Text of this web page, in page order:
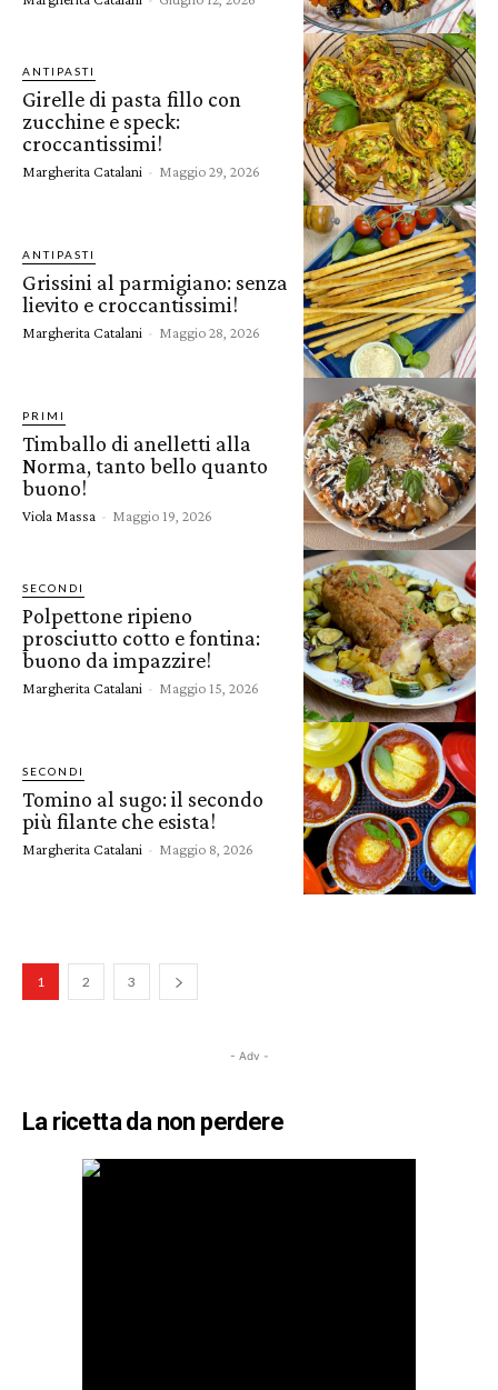
ANTIPASTI
Girelle di pasta fillo con
zucchine e speck:
croccantissimi!
Margherita Catalani - Maggio 29, 2026
ANTIPASTI
Grissini al parmigiano: senza
lievito e croccantissimi!
Margherita Catalani - Maggio 28, 2026
PRIMI
Timballo di anelletti alla
Norma, tanto bello quanto
buono!
Viola Massa - Maggio 19, 2026
SECONDI
Polpettone ripieno
prosciutto cotto e fontina:
buono da impazzire!
Margherita Catalani - Maggio 15, 2026
SECONDI
Tomino al sugo: il secondo
più filante che esista!
Margherita Catalani - Maggio 8, 2026
1 2 3
- Adv -
La ricetta da non perdere